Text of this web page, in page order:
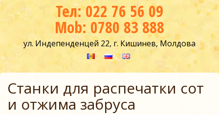
Тел: 022 76 56 09
Mob: 0780 83 888
ул. Индепенденцей 22, г. Кишинев, Молдова
Станки для распечатки сот
и отжима забруса